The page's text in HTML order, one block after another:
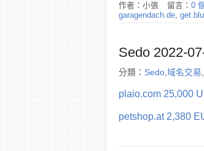
作者：小張 留言： 0 個
garagendach.de,
Sedo 2022-
分類： Sedo,域名交易,
plaio.com 25,000
petshop.at 2,380